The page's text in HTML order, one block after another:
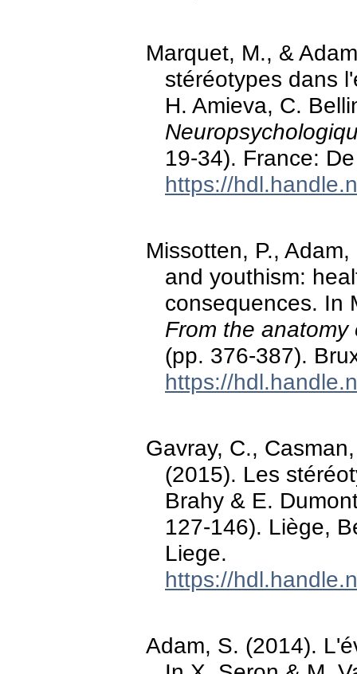
Marquet, M., &
stéréotypes dans
H. Amieva, C.
19-34). France:
https://
Missotten, P.,
and youthism:
consequences. In
From the
(pp. 376-387).
https://
Gavray, C.,
(2015). Les
Brahy & E.
127-146). Liège,
Liege.
https://
Adam, S. (2014).